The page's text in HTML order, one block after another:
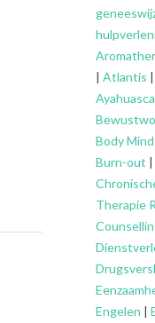
| Atlantis |
Ayahuasca
Body
Burn-out |
Therapie
Engelen |